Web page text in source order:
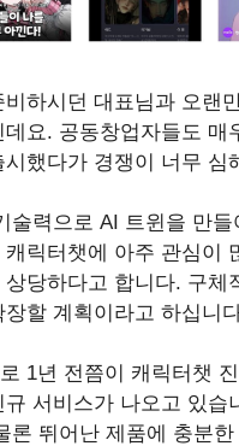
비하시던 대표님과 오랜
데요. 공동창업자들도 매
시했다가 경쟁이 너무 심
술력으로 AI 트윈을 만
캐릭터챗에 아주 관심이
상당하다고 합니다. 구체
장할 계획이라고 하십니
1년 전쯤이 캐릭터챗
규 서비스가 나오고 있
론 뛰어난 제품에 충분